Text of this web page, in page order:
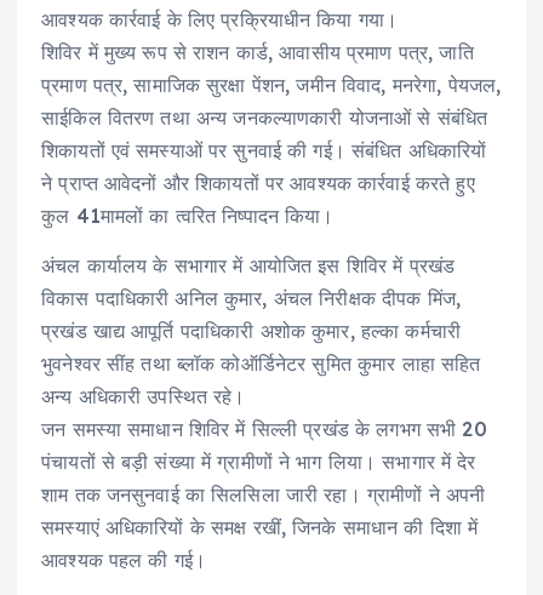
आवश्यक कार्रवाई के लिए प्रक्रियाधीन किया गया।
शिविर में मुख्य रूप से राशन कार्ड, आवासीय प्रमाण पत्र, जाति
प्रमाण पत्र, सामाजिक सुरक्षा पेंशन, जमीन विवाद, मनरेगा, पेयजल,
साईकिल वितरण तथा अन्य जनकल्याणकारी योजनाओं से संबंधित
शिकायतों एवं समस्याओं पर सुनवाई की गई। संबंधित अधिकारियों
ने प्राप्त आवेदनों और शिकायतों पर आवश्यक कार्रवाई करते हुए
कुल 41मामलों का त्वरित निष्पादन किया।
अंचल कार्यालय के सभागार में आयोजित इस शिविर में प्रखंड
विकास पदाधिकारी अनिल कुमार, अंचल निरीक्षक दीपक मिंज,
प्रखंड खाद्य आपूर्ति पदाधिकारी अशोक कुमार, हल्का कर्मचारी
भुवनेश्वर सींह तथा ब्लॉक कोऑर्डिनेटर सुमित कुमार लाहा सहित
अन्य अधिकारी उपस्थित रहे।
जन समस्या समाधान शिविर में सिल्ली प्रखंड के लगभग सभी 20
पंचायतों से बड़ी संख्या में ग्रामीणों ने भाग लिया। सभागार में देर
शाम तक जनसुनवाई का सिलसिला जारी रहा। ग्रामीणों ने अपनी
समस्याएं अधिकारियों के समक्ष रखीं, जिनके समाधान की दिशा में
आवश्यक पहल की गई।